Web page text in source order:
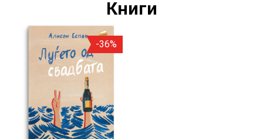
Книги
-36%